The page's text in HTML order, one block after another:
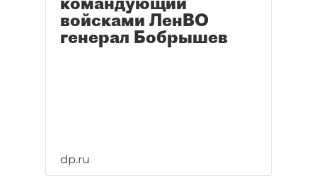
войсками ЛенВО
генерал Бобрышев
dp.ru